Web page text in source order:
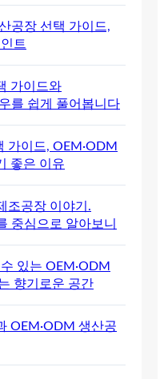
공장 선택 가이드,
트
가이드와
를 쉽게 풀어봅니다
가이드, OEM·ODM
좋은 이유
조공장 이야기.
중심으로 알아보니
있는 OEM·ODM
향기로운 공간
OEM·ODM 생산공